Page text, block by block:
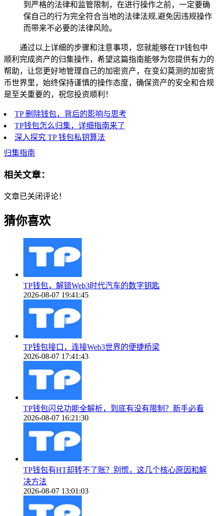
到严格的法律和监管限制，在进行操作之前，一定要确
保自己的行为完全符合当地的法律法规,避免因违规操作
而带来不必要的法律风险。
通过以上详细的步骤和注意事项，您就能够在TP钱包中
顺利完成资产的归集操作，希望这篇指南能够为您提供有力的
帮助，让您更好地管理自己的加密资产，在变幻莫测的加密货
币世界里，始终保持谨慎的操作态度，确保资产的安全和合规
是至关重要的，祝您投资顺利！
TP 删除钱包，背后的影响与思考
TP钱包怎么归集，详细指南来了
深入探究 TP 钱包私钥算法
归集指南
相关文章：
文章已关闭评论！
猜你喜欢
TP钱包，解锁Web3时代汽车的数字钥匙
2026-08-07 19:41:45
TP钱包接口，连接Web3世界的便捷桥梁
2026-08-07 17:41:43
TP钱包闪兑功能全解析，到底有没有限制？新手必看
2026-08-07 16:21:30
TP钱包有HT却转不了账？别慌，这几个核心原因和解
决方法
2026-08-07 13:01:03